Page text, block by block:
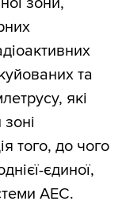
та
які
того, до чого
єдиної,
АЕС.